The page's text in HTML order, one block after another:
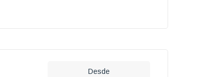
Desde